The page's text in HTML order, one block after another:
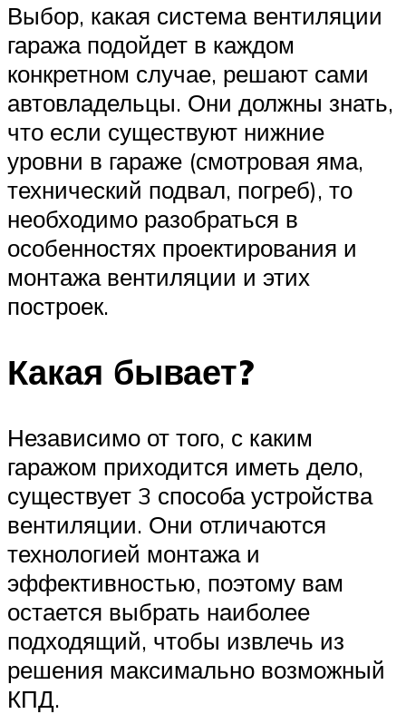
Выбор, какая система вентиляции
гаража подойдет в каждом
конкретном случае, решают сами
автовладельцы. Они должны знать,
что если существуют нижние
уровни в гараже (смотровая яма,
технический подвал, погреб), то
необходимо разобраться в
особенностях проектирования и
монтажа вентиляции и этих
построек.
Какая бывает?
Независимо от того, с каким
гаражом приходится иметь дело,
существует 3 способа устройства
вентиляции. Они отличаются
технологией монтажа и
эффективностью, поэтому вам
остается выбрать наиболее
подходящий, чтобы извлечь из
решения максимально возможный
КПД.